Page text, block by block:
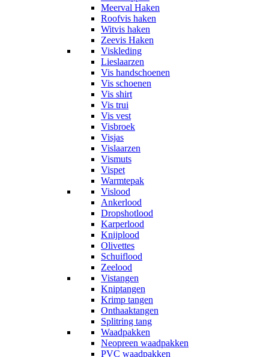
Meerval Haken
Roofvis haken
Witvis haken
Zeevis Haken
Viskleding
Lieslaarzen
Vis handschoenen
Vis schoenen
Vis shirt
Vis trui
Vis vest
Visbroek
Visjas
Vislaarzen
Vismuts
Vispet
Warmtepak
Vislood
Ankerlood
Dropshotlood
Karperlood
Knijplood
Olivettes
Schuiflood
Zeelood
Vistangen
Kniptangen
Krimp tangen
Onthaaktangen
Splitring tang
Waadpakken
Neopreen waadpakken
PVC waadpakken